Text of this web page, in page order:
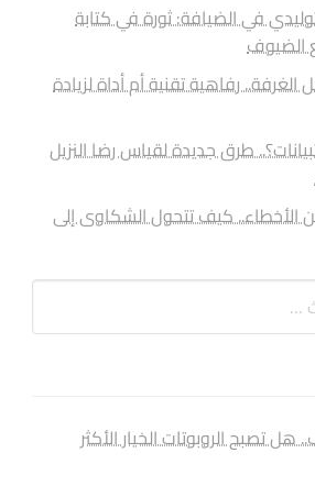
في الضيافة: ثورة في كتابة
الضيوف
رفاهية تقنية أم أداة لزيادة
طرق جديدة لقياس رضا النزيل
الأخطاء.. كيف تتحول الشكاوى إلى
تصبح الروبوتات الخيار الأكثر